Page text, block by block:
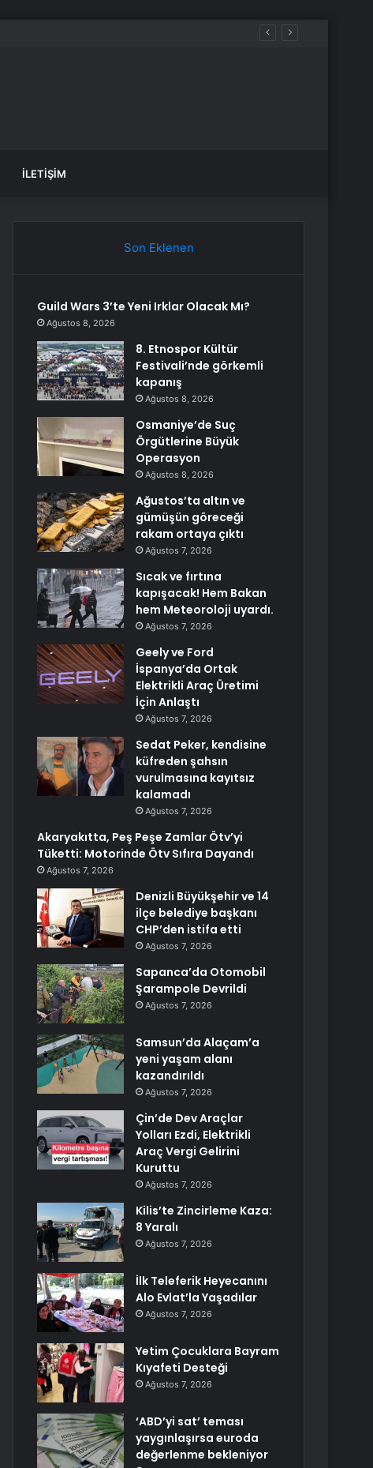
İLETIŞIM
Son Eklenen
Guild Wars 3’te Yeni Irklar Olacak Mı?
Ağustos 8, 2026
8. Etnospor Kültür
Festivali’nde görkemli
kapanış
Ağustos 8, 2026
Osmaniye’de Suç
Örgütlerine Büyük
Operasyon
Ağustos 8, 2026
Ağustos’ta altın ve
gümüşün göreceği
rakam ortaya çıktı
Ağustos 7, 2026
Sıcak ve fırtına
kapışacak! Hem Bakan
hem Meteoroloji uyardı.
Ağustos 7, 2026
Geely ve Ford
İspanya’da Ortak
Elektrikli Araç Üretimi
İçin Anlaştı
Ağustos 7, 2026
Sedat Peker, kendisine
küfreden şahsın
vurulmasına kayıtsız
kalamadı
Ağustos 7, 2026
Akaryakıtta, Peş Peşe Zamlar Ötv’yi
Tüketti: Motorinde Ötv Sıfıra Dayandı
Ağustos 7, 2026
Denizli Büyükşehir ve 14
ilçe belediye başkanı
CHP’den istifa etti
Ağustos 7, 2026
Sapanca’da Otomobil
Şarampole Devrildi
Ağustos 7, 2026
Samsun’da Alaçam’a
yeni yaşam alanı
kazandırıldı
Ağustos 7, 2026
Çin’de Dev Araçlar
Yolları Ezdi, Elektrikli
Araç Vergi Gelirini
Kuruttu
Ağustos 7, 2026
Kilis’te Zincirleme Kaza:
8 Yaralı
Ağustos 7, 2026
İlk Teleferik Heyecanını
Alo Evlat’la Yaşadılar
Ağustos 7, 2026
Yetim Çocuklara Bayram
Kıyafeti Desteği
Ağustos 7, 2026
‘ABD’yi sat’ teması
yaygınlaşırsa euroda
değerlenme bekleniyor